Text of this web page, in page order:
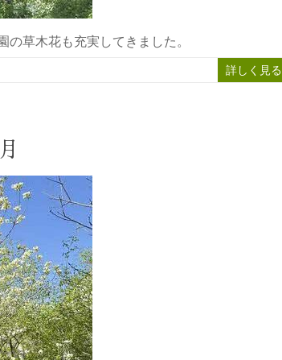
園の草木花も充実してきました。
詳しく見る